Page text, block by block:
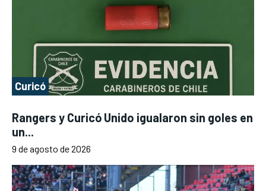
Curicó
Rangers y Curicó Unido igualaron sin goles en
un...
9 de agosto de 2026